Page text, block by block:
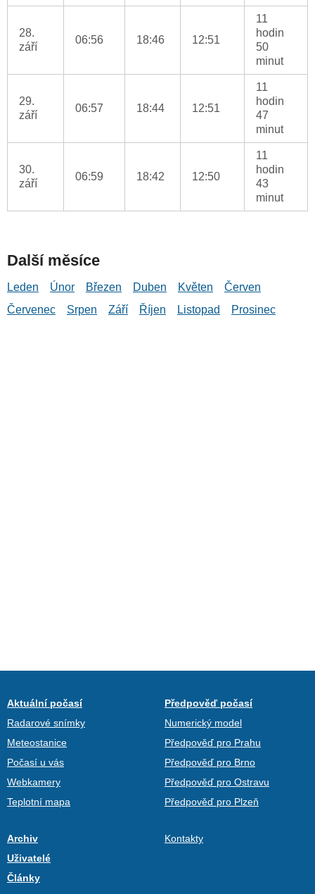
28.
září
06:56 18:46 12:51
11
hodin
50
minut
29.
září
06:57 18:44 12:51
11
hodin
47
minut
30.
září
06:59 18:42 12:50
11
hodin
43
minut
Další měsíce
Leden Únor Březen Duben Květen
Červen
Červenec
Srpen Září Říjen Listopad Prosinec
Aktuální počasí
Radarové snímky
Meteostanice
Počasí u vás
Webkamery
Teplotní mapa
Předpověď počasí
Numerický model
Předpověď pro Prahu
Předpověď pro Brno
Předpověď pro Ostravu
Předpověď pro Plzeň
Archiv
Uživatelé
Články
Kontakty